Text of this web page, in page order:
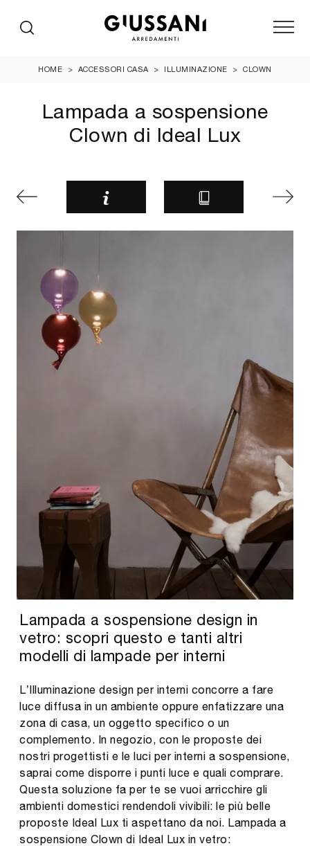
HOME > ACCESSORI CASA > ILLUMINAZIONE > CLOWN
Lampada a sospensione
Clown di Ideal Lux
Lampada a sospensione design in
vetro: scopri questo e tanti altri
modelli di lampade per interni
L’Illuminazione design per interni concorre a fare
luce diffusa in un ambiente oppure enfatizzare una
zona di casa, un oggetto specifico o un
complemento. In negozio, con le proposte dei
nostri progettisti e le luci per interni a sospensione,
saprai come disporre i punti luce e quali comprare.
Questa soluzione fa per te se vuoi arricchire gli
ambienti domestici rendendoli vivibili: le più belle
proposte Ideal Lux ti aspettano da noi. Lampada a
sospensione Clown di Ideal Lux in vetro: